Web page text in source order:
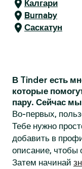
Калгари
Burnaby
Саскатун
В Tinder есть
которые
пару. Сейчас
Во-первых,
Тебе нужно
добавить в
описание, чтобы
Затем начинай